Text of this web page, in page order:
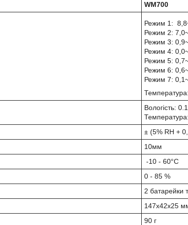
WM700
Режим 1:
Режим 2:
Режим 3:
Режим 4:
Режим 5:
Режим 6:
Режим 7:
Вологість:
± (5% RH +
10мм
-10 - 60°C
0 - 85 %
2 батарейки
147х42х25
90 г